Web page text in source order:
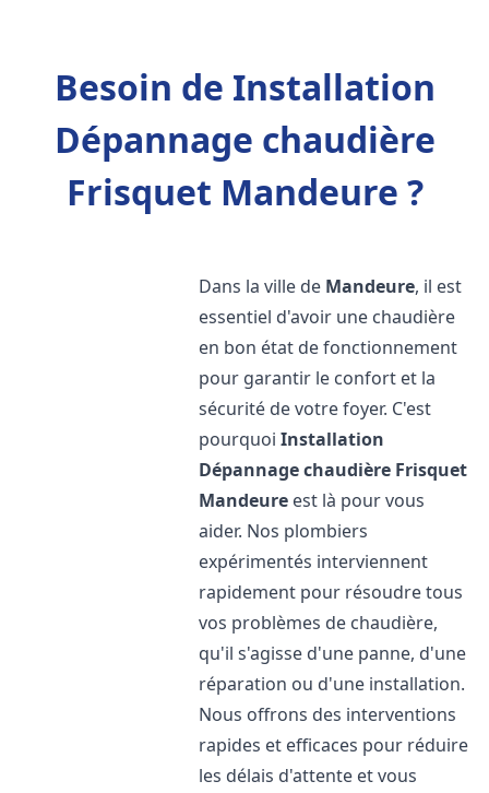
Besoin de Installation
Dépannage chaudière
Frisquet Mandeure ?
Dans la ville de Mandeure, il est
essentiel d'avoir une chaudière
en bon état de fonctionnement
pour garantir le confort et la
sécurité de votre foyer. C'est
pourquoiInstallation
Dépannage chaudière Frisquet
Mandeure est là pour vous
aider. Nos plombiers
expérimentés interviennent
rapidement pour résoudre tous
vos problèmes de chaudière,
qu'il s'agisse d'une panne, d'une
réparation ou d'une installation.
Nous offrons des interventions
rapides et efficaces pour réduire
les délais d'attente et vous